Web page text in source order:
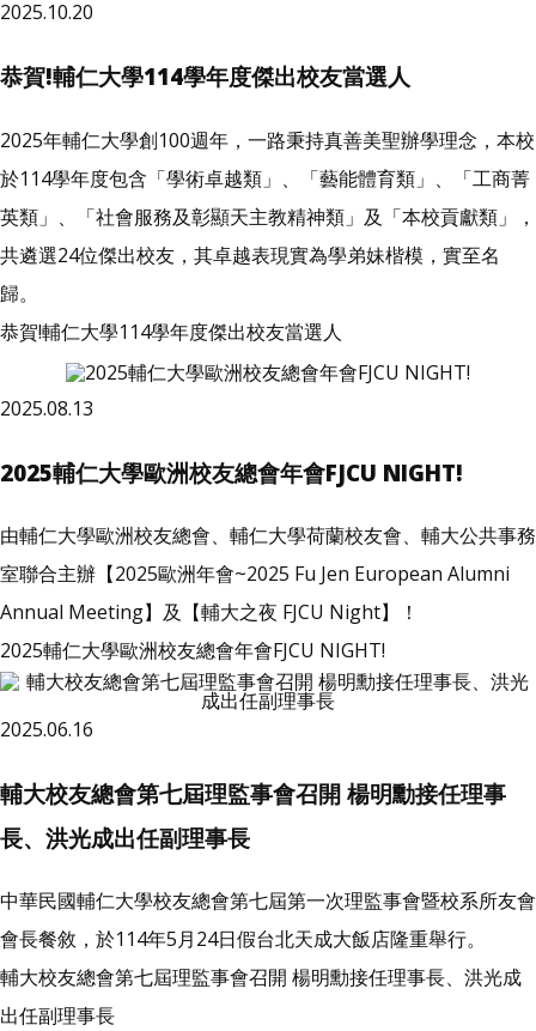
2025.10.20
恭賀!輔仁大學114學年度傑出校友當選人
2025年輔仁大學創100週年，一路秉持真善美聖辦學理念，本校
於114學年度包含「學術卓越類」、「藝能體育類」、「工商菁
英類」、「社會服務及彰顯天主教精神類」及「本校貢獻類」，
共遴選24位傑出校友，其卓越表現實為學弟妹楷模，實至名
歸。
恭賀!輔仁大學114學年度傑出校友當選人
2025.08.13
2025輔仁大學歐洲校友總會年會FJCU NIGHT!
由輔仁大學歐洲校友總會、輔仁大學荷蘭校友會、輔大公共事務
室聯合主辦【2025歐洲年會~2025 Fu Jen European Alumni
Annual Meeting】及【輔大之夜 FJCU Night】！
2025輔仁大學歐洲校友總會年會FJCU NIGHT!
2025.06.16
輔大校友總會第七屆理監事會召開 楊明勳接任理事
長、洪光成出任副理事長
中華民國輔仁大學校友總會第七屆第一次理監事會暨校系所友會
會長餐敘，於114年5月24日假台北天成大飯店隆重舉行。
輔大校友總會第七屆理監事會召開 楊明勳接任理事長、洪光成
出任副理事長